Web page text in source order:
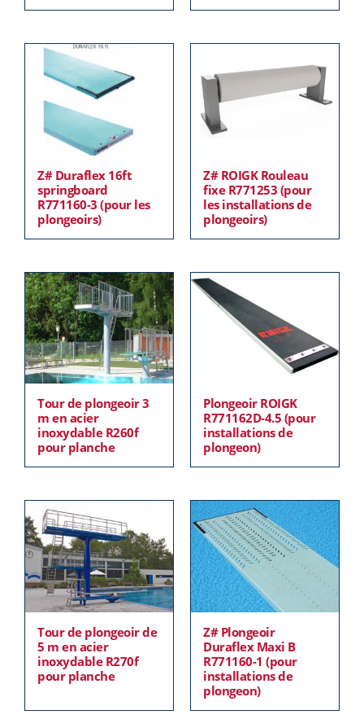
Z# Duraflex 16ft
springboard
R771160-3 (pour les
plongeoirs)
Z# ROIGK Rouleau
fixe R771253 (pour
les installations de
plongeoirs)
Tour de plongeoir 3
m en acier
inoxydable R260f
pour planche
Plongeoir ROIGK
R771162D-4.5 (pour
installations de
plongeon)
Tour de plongeoir de
5 m en acier
inoxydable R270f
pour planche
Z# Plongeoir
Duraflex Maxi B
R771160-1 (pour
installations de
plongeon)